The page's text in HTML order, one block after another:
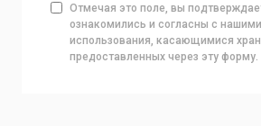
Отмечая это поле, вы
ознакомились и согласны с
использования, касающимися
предоставленных через эту форму.